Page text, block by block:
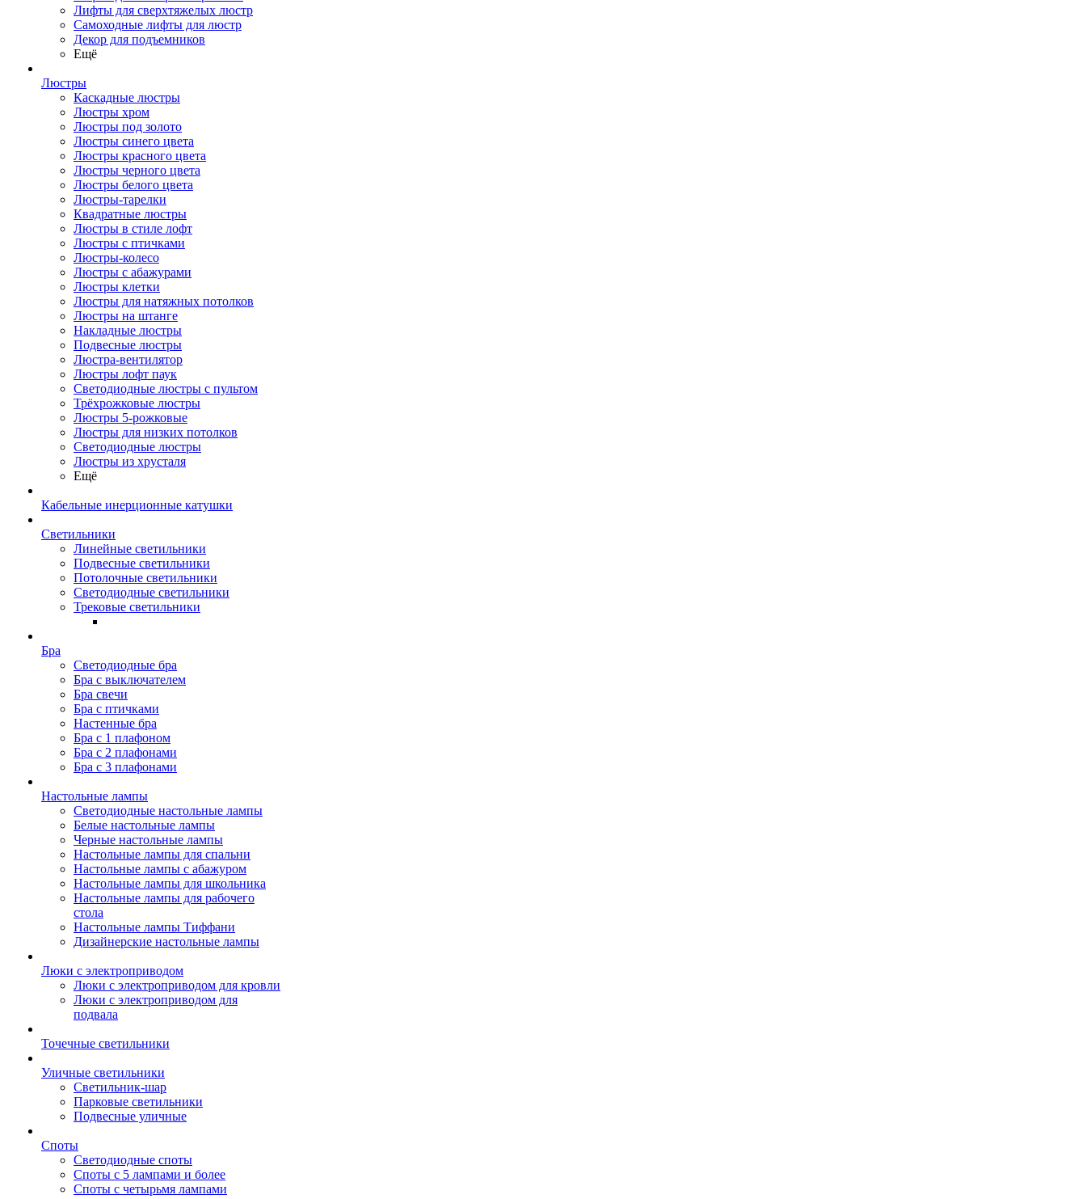
Лифты для сверхтяжелых люстр
Самоходные лифты для люстр
Декор для подъемников
Ещё
Люстры
Каскадные люстры
Люстры хром
Люстры под золото
Люстры синего цвета
Люстры красного цвета
Люстры черного цвета
Люстры белого цвета
Люстры-тарелки
Квадратные люстры
Люстры в стиле лофт
Люстры с птичками
Люстры-колесо
Люстры с абажурами
Люстры клетки
Люстры для натяжных потолков
Люстры на штанге
Накладные люстры
Подвесные люстры
Люстра-вентилятор
Люстры лофт паук
Светодиодные люстры с пультом
Трёхрожковые люстры
Люстры 5-рожковые
Люстры для низких потолков
Cветодиодные люстры
Люстры из хрусталя
Ещё
Кабельные инерционные катушки
Светильники
Линейные светильники
Подвесные светильники
Потолочные светильники
Светодиодные светильники
Трековые светильники
Бра
Светодиодные бра
Бра с выключателем
Бра свечи
Бра с птичками
Настенные бра
Бра с 1 плафоном
Бра с 2 плафонами
Бра с 3 плафонами
Настольные лампы
Светодиодные настольные лампы
Белые настольные лампы
Черные настольные лампы
Настольные лампы для спальни
Настольные лампы с абажуром
Настольные лампы для школьника
Настольные лампы для рабочего
стола
Настольные лампы Тиффани
Дизайнерские настольные лампы
Люки с электроприводом
Люки с электроприводом для кровли
Люки с электроприводом для
подвала
Точечные светильники
Уличные светильники
Светильник-шар
Парковые светильники
Подвесные уличные
Споты
Светодиодные споты
Споты с 5 лампами и более
Споты с четырьмя лампами